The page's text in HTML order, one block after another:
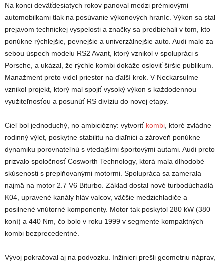
Na konci deväťdesiatych rokov panoval medzi prémiovými
automobilkami tlak na posúvanie výkonových hraníc. Výkon sa stal
prejavom technickej vyspelosti a značky sa predbiehali v tom, kto
ponúkne rýchlejšie, pevnejšie a univerzálnejšie auto. Audi malo za
sebou úspech modelu RS2 Avant, ktorý vznikol v spolupráci s
Porsche, a ukázal, že rýchle kombi dokáže osloviť širšie publikum.
Manažment preto videl priestor na ďalší krok. V Neckarsulme
vznikol projekt, ktorý mal spojiť vysoký výkon s každodennou
využiteľnosťou a posunúť RS divíziu do novej etapy.
Cieľ bol jednoduchý, no ambiciózny: vytvoriť kombi, ktoré zvládne
rodinný výlet, poskytne stabilitu na diaľnici a zároveň ponúkne
dynamiku porovnateľnú s vtedajšími športovými autami. Audi preto
prizvalo spoločnosť Cosworth Technology, ktorá mala dlhodobé
skúsenosti s preplňovanými motormi. Spolupráca sa zamerala
najmä na motor 2.7 V6 Biturbo. Základ dostal nové turbodúchadlá
K04, upravené kanály hláv valcov, väčšie medzichladiče a
posilnené vnútorné komponenty. Motor tak poskytol 280 kW (380
koní) a 440 Nm, čo bolo v roku 1999 v segmente kompaktných
kombi bezprecedentné.
Vývoj pokračoval aj na podvozku. Inžinieri prešli geometriu náprav,